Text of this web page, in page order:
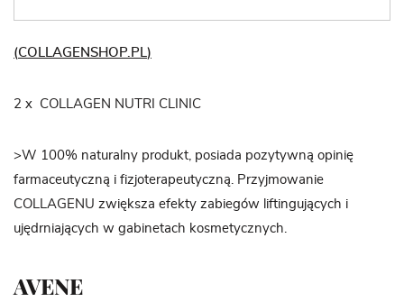
(COLLAGENSHOP.PL)
2 x COLLAGEN NUTRI CLINIC
>W 100% naturalny produkt, posiada pozytywną opinię
farmaceutyczną i fizjoterapeutyczną. Przyjmowanie
COLLAGENU zwiększa efekty zabiegów liftingujących i
ujędrniających w gabinetach kosmetycznych.​
AVENE